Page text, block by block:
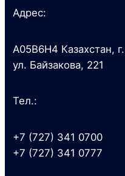
Адрес:
A05B6H4 Казахстан,
ул. Байзакова, 221
Тел.:
+7 (727) 341 0700
+7 (727) 341 0777